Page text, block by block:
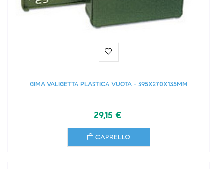
GIMA VALIGETTA PLASTICA VUOTA - 395X270X135MM
29,15 €
CARRELLO